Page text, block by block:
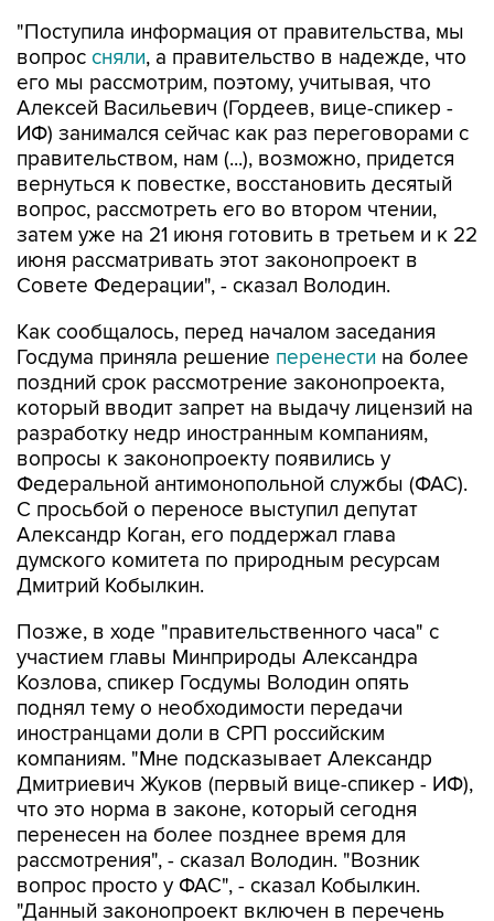
"Поступила информация от правительства, мы
вопрос сняли, а правительство в надежде, что
его мы рассмотрим, поэтому, учитывая, что
Алексей Васильевич (Гордеев, вице-спикер -
ИФ) занимался сейчас как раз переговорами с
правительством, нам (...), возможно, придется
вернуться к повестке, восстановить десятый
вопрос, рассмотреть его во втором чтении,
затем уже на 21 июня готовить в третьем и к 22
июня рассматривать этот законопроект в
Совете Федерации", - сказал Володин.
Как сообщалось, перед началом заседания
Госдума приняла решение перенести на более
поздний срок рассмотрение законопроекта,
который вводит запрет на выдачу лицензий на
разработку недр иностранным компаниям,
вопросы к законопроекту появились у
Федеральной антимонопольной службы (ФАС).
С просьбой о переносе выступил депутат
Александр Коган, его поддержал глава
думского комитета по природным ресурсам
Дмитрий Кобылкин.
Позже, в ходе "правительственного часа" с
участием главы Минприроды Александра
Козлова, спикер Госдумы Володин опять
поднял тему о необходимости передачи
иностранцами доли в СРП российским
компаниям. "Мне подсказывает Александр
Дмитриевич Жуков (первый вице-спикер - ИФ),
что это норма в законе, который сегодня
перенесен на более позднее время для
рассмотрения", - сказал Володин. "Возник
вопрос просто у ФАС", - сказал Кобылкин.
"Данный законопроект включен в перечень